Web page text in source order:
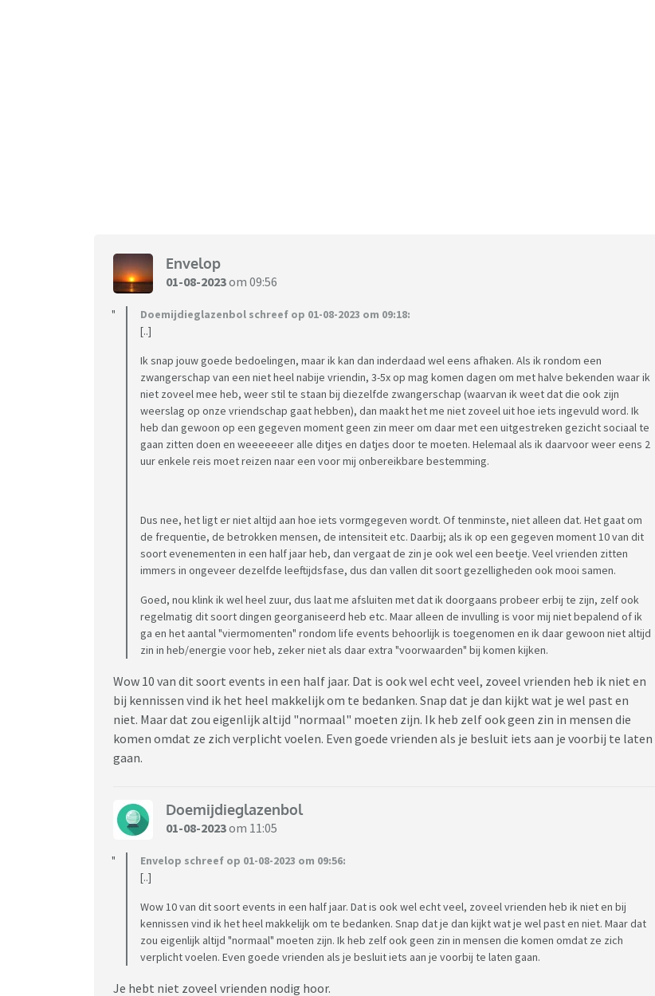
Envelop
01-08-2023om 09:56
Doemijdieglazenbol schreef op 01-08-2023 om 09:18:
[..]
Ik snap jouw goede bedoelingen, maar ik kan dan inderdaad wel eens afhaken. Als ik rondom een
zwangerschap van een niet heel nabije vriendin, 3-5x op mag komen dagen om met halve bekenden waar ik
niet zoveel mee heb, weer stil te staan bij diezelfde zwangerschap (waarvan ik weet dat die ook zijn
weerslag op onze vriendschap gaat hebben), dan maakt het me niet zoveel uit hoe iets ingevuld word. Ik
heb dan gewoon op een gegeven moment geen zin meer om daar met een uitgestreken gezicht sociaal te
gaan zitten doen en weeeeeeer alle ditjes en datjes door te moeten. Helemaal als ik daarvoor weer eens 2
uur enkele reis moet reizen naar een voor mij onbereikbare bestemming.
Dus nee, het ligt er niet altijd aan hoe iets vormgegeven wordt. Of tenminste, niet alleen dat. Het gaat om
de frequentie, de betrokken mensen, de intensiteit etc. Daarbij; als ik op een gegeven moment 10 van dit
soort evenementen in een half jaar heb, dan vergaat de zin je ook wel een beetje. Veel vrienden zitten
immers in ongeveer dezelfde leeftijdsfase, dus dan vallen dit soort gezelligheden ook mooi samen.
Goed, nou klink ik wel heel zuur, dus laat me afsluiten met dat ik doorgaans probeer erbij te zijn, zelf ook
regelmatig dit soort dingen georganiseerd heb etc. Maar alleen de invulling is voor mij niet bepalend of ik
ga en het aantal "viermomenten" rondom life events behoorlijk is toegenomen en ik daar gewoon niet altijd
zin in heb/energie voor heb, zeker niet als daar extra "voorwaarden" bij komen kijken.
Wow 10 van dit soort events in een half jaar. Dat is ook wel echt veel, zoveel vrienden heb ik niet en
bij kennissen vind ik het heel makkelijk om te bedanken. Snap dat je dan kijkt wat je wel past en
niet. Maar dat zou eigenlijk altijd "normaal" moeten zijn. Ik heb zelf ook geen zin in mensen die
komen omdat ze zich verplicht voelen. Even goede vrienden als je besluit iets aan je voorbij te laten
gaan.
Doemijdieglazenbol
01-08-2023om 11:05
Envelop schreef op 01-08-2023 om 09:56:
[..]
Wow 10 van dit soort events in een half jaar. Dat is ook wel echt veel, zoveel vrienden heb ik niet en bij
kennissen vind ik het heel makkelijk om te bedanken. Snap dat je dan kijkt wat je wel past en niet. Maar dat
zou eigenlijk altijd "normaal" moeten zijn. Ik heb zelf ook geen zin in mensen die komen omdat ze zich
verplicht voelen. Even goede vrienden als je besluit iets aan je voorbij te laten gaan.
Je hebt niet zoveel vrienden nodig hoor.